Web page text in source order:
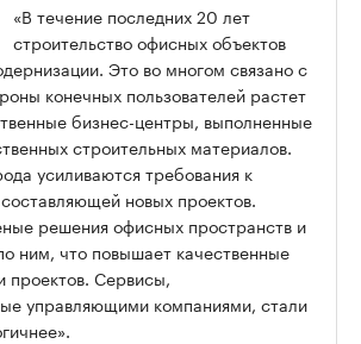
«В течение последних 20 лет
строительство офисных объектов
Это во многом связано с
конечных пользователей растет
бизнес-центры, выполненные
строительных материалов.
усиливаются требования к
новых проектов.
решения офисных пространств и
ним, что повышает качественные
проектов. Сервисы,
управляющими компаниями, стали